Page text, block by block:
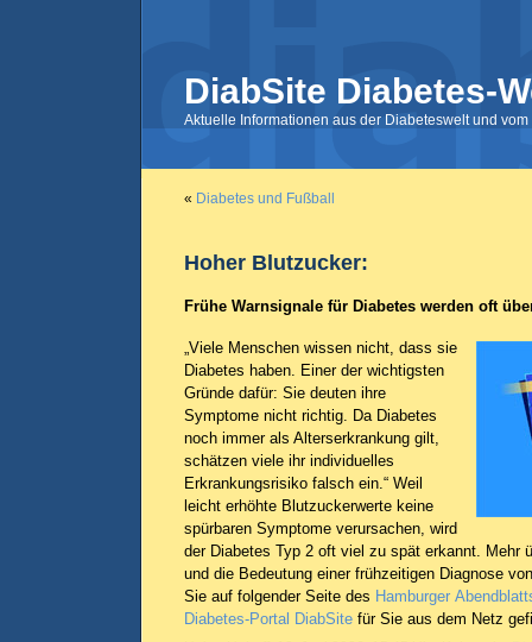
DiabSite Diabetes-
Aktuelle Informationen aus der Diabeteswelt und
« Diabetes und Fußball
Hoher Blutzucker:
Frühe Warnsignale für Diabetes werden oft
„Viele Menschen wissen nicht, dass sie
Diabetes haben. Einer der wichtigsten
Gründe dafür: Sie deuten ihre
Symptome nicht richtig. Da Diabetes
noch immer als Alterserkrankung gilt,
schätzen viele ihr individuelles
Erkrankungsrisiko falsch ein.“ Weil
leicht erhöhte Blutzuckerwerte keine
spürbaren Symptome verursachen, wird
der Diabetes Typ 2 oft viel zu spät erkannt. Mehr
und die Bedeutung einer frühzeitigen Diagnose
Sie auf folgender Seite des Hamburger
Diabetes-Portal DiabSite für Sie aus dem Netz